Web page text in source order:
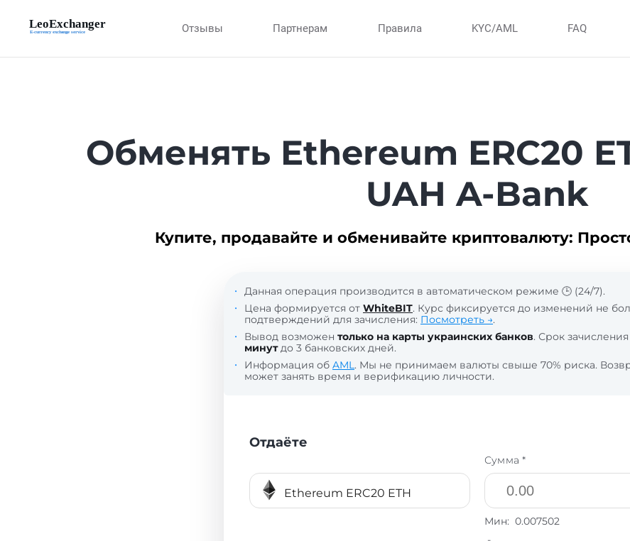
Отзывы Партнерам Правила KYC/AML FAQ
Обменять Ethereum ERC20
UAH A-Bank
Купите, продавайте и обменивайте криптовалюту:
Данная операция производится в автоматическом режиме 🕒 (24/7).
Цена формируется от WhiteBIT. Курс фиксируется до изменений не
подтверждений для зачисления: Посмотреть →.
Вывод возможен только на карты украинских банков. Срок
минутдо 3 банковских дней.
Информация об AML. Мы не принимаем валюты свыше 70% риска.
может занять время и верификацию личности.
Отдаёте
Ethereum ERC20 ETH
Сумма *
Мин: 0.007502